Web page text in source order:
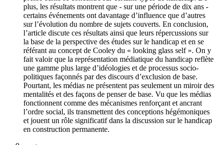
plus, les résultats montrent que - sur une période de dix ans -
certains événements ont davantage d’influence que d’autres
sur l’évolution du nombre de sujets couverts. En conclusion,
l’article discute ces résultats ainsi que leurs répercussions sur
la base de la perspective des études sur le handicap et en se
référant au concept de Cooley du « looking glass self ». On y
fait valoir que la représentation médiatique du handicap reflète
une gamme plus large d’idéologies et de processus socio-
politiques façonnés par des discours d’exclusion de base.
Pourtant, les médias ne présentent pas seulement un miroir des
mentalités et des façons de penser de base. Vu que les médias
fonctionnent comme des mécanismes renforçant et ancrant
l’ordre social, ils transmettent des conceptions hégémoniques
et jouent un rôle significatif dans la discussion sur le handicap
en construction permanente.